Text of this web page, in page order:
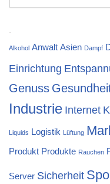
Alkohol Anwalt Asien Dampf
Einrichtung
Genuss
Industrie Internet
Liquids Logistik Lüftung
Produkt Produkte Rauchen
Server Sicherheit